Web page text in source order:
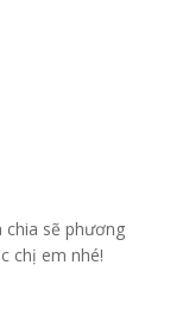
chia sẽ phương
chị em nhé!